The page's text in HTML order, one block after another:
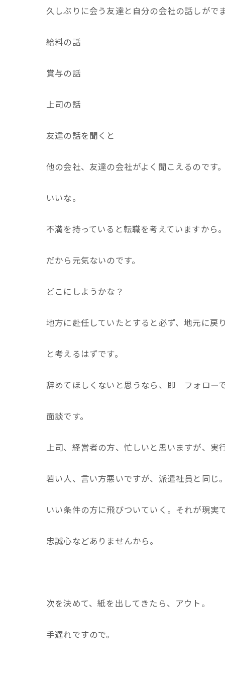
久しぶりに会う友達と自分の会社の話しがでま
給料の話
賞与の話
上司の話
友達の話を聞くと
他の会社、友達の会社がよく聞こえるのです。
いいな。
不満を持っていると転職を考えていますから。
だから元気ないのです。
どこにしようかな？
地方に赴任していたとすると必ず、地元に戻
と考えるはずです。
辞めてほしくないと思うなら、即 フォローで
面談です。
上司、経営者の方、忙しいと思いますが、実行
若い人、言い方悪いですが、派遣社員と同じ。
いい条件の方に飛びついていく。それが現実で
忠誠心などありませんから。
次を決めて、紙を出してきたら、アウト。
手遅れですので。